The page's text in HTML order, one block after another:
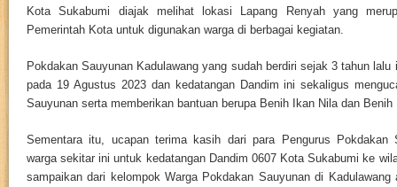
Kota Sukabumi diajak melihat lokasi Lapang Renyah yang
Pemerintah Kota untuk digunakan warga di berbagai kegiatan.
Pokdakan Sauyunan Kadulawang yang sudah berdiri sejak 3 tahun
pada 19 Agustus 2023 dan kedatangan Dandim ini sekaligus
Sauyunan serta memberikan bantuan berupa Benih Ikan Nila dan Benih
Sementara itu, ucapan terima kasih dari para Pengurus Pokdakan
warga sekitar ini untuk kedatangan Dandim 0607 Kota Sukabumi ke
sampaikan dari kelompok Warga Pokdakan Sauyunan di